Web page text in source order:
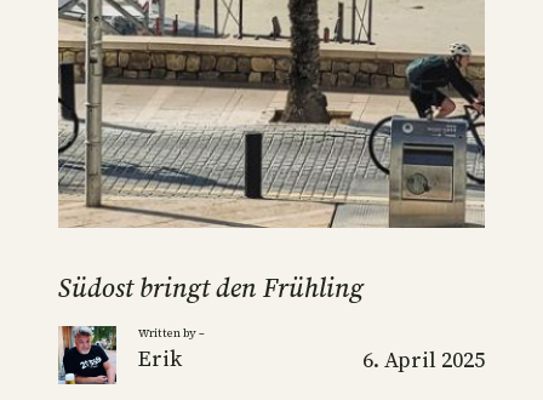
Südost bringt den Frühling
Written by –
Erik 6. April 2025